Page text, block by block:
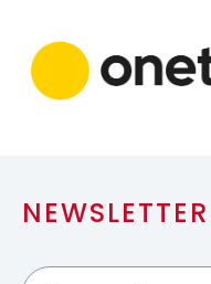
NEWSLETTER